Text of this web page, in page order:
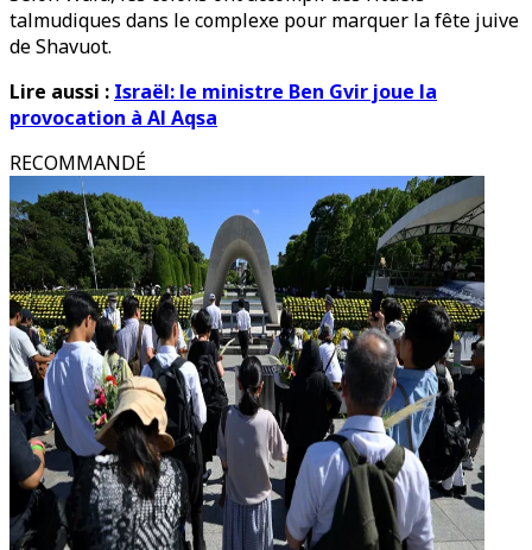
talmudiques dans le complexe pour marquer la fête juive
de Shavuot.
Lire aussi : Israël: le ministre Ben Gvir joue la
provocation à Al Aqsa
RECOMMANDÉ